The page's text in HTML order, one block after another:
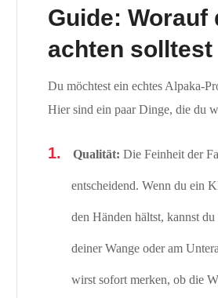
Guide: Worauf
achten solltest
Du möchtest ein echtes Alpaka-
Hier sind ein paar Dinge, die du
Qualität: Die Feinheit der
entscheidend. Wenn du ein
den Händen hältst, kannst
deiner Wange oder am
wirst sofort merken, ob die